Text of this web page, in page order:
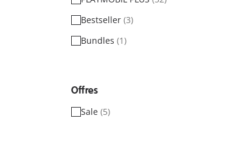
Bestseller (3)
Bundles (1)
Offres
Sale (5)